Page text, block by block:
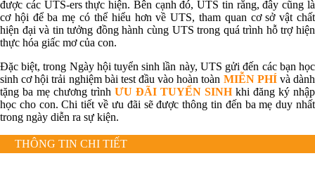
được các UTS-ers thực hiện. Bên cạnh đó, UTS tin rằng, đây cũng là
cơ hội để ba mẹ có thể hiểu hơn về UTS, tham quan cơ sở vật chất
hiện đại và tin tưởng đồng hành cùng UTS trong quá trình hỗ trợ hiện
thực hóa giấc mơ của con.
Đặc biệt, trong Ngày hội tuyển sinh lần này, UTS gửi đến các bạn học
sinh cơ hội trải nghiệm bài test đầu vào hoàn toàn MIỄN PHÍ và dành
tặng ba mẹ chương trình ƯU ĐÃI TUYỂN SINH khi đăng ký nhập
học cho con. Chi tiết về ưu đãi sẽ được thông tin đến ba mẹ duy nhất
trong ngày diễn ra sự kiện.
THÔNG TIN CHI TIẾT